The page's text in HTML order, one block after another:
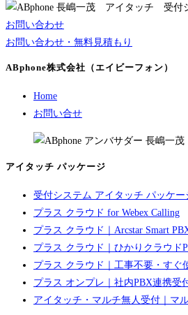
お問い合わせ
お問い合わせ・無料見積もり
ABphone株式会社（エイビーフォン）
Home
お問い合せ
アイタッチ パッケージ
受付システム アイタッチ パッケー
プラス クラウド for Webex Calling
プラス クラウド｜Arcstar Smart
プラス クラウド｜ひかりクラウド
プラス クラウド｜工事不要・すぐ
プラス オンプレ｜社内PBX連携受
アイタッチ・マルチ無人受付｜マ